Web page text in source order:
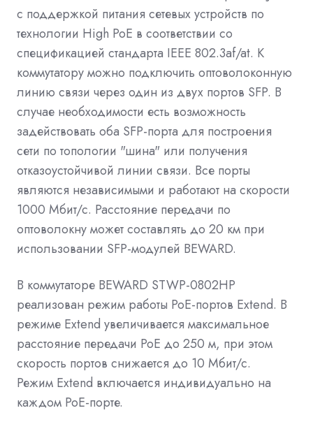
с поддержкой питания сетевых устройств по
технологии High PoE в соответствии со
спецификацией стандарта IEEE 802.3af/at. К
коммутатору можно подключить оптоволоконную
линию связи через один из двух портов SFP. В
случае необходимости есть возможность
задействовать оба SFP-порта для построения
сети по топологии "шина" или получения
отказоустойчивой линии связи. Все порты
являются независимыми и работают на скорости
1000 Мбит/с. Расстояние передачи по
оптоволокну может составлять до 20 км при
использовании SFP-модулей BEWARD.
В коммутаторе BEWARD STWP-0802HP
реализован режим работы PoE-портов Extend. В
режиме Extend увеличивается максимальное
расстояние передачи PoE до 250 м, при этом
скорость портов снижается до 10 Мбит/с.
Режим Extend включается индивидуально на
каждом PoE-порте.